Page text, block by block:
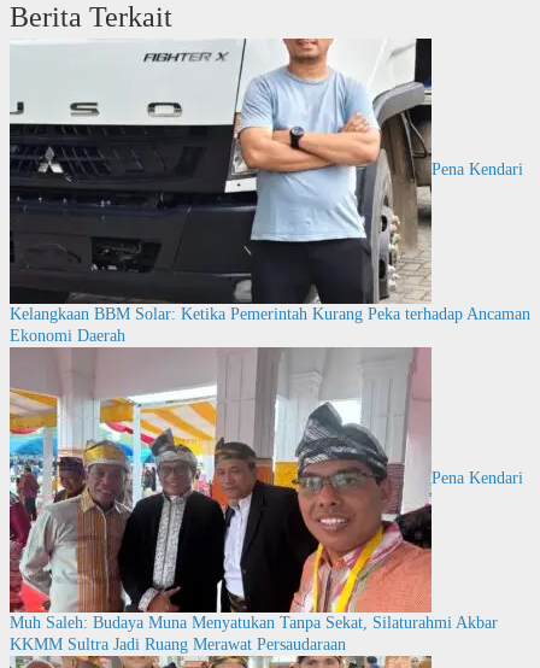
Berita Terkait
Pena Kendari
Kelangkaan BBM Solar: Ketika Pemerintah Kurang Peka terhadap Ancaman
Ekonomi Daerah
Pena Kendari
Muh Saleh: Budaya Muna Menyatukan Tanpa Sekat, Silaturahmi Akbar
KKMM Sultra Jadi Ruang Merawat Persaudaraan